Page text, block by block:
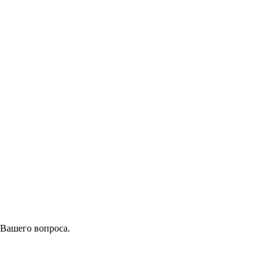
вопроса.